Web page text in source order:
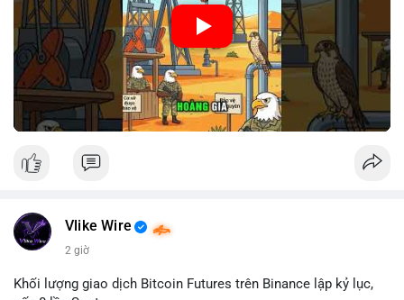
🎥 Xem video trực tiếp tại:
Nguồn: Cú Thông Thái
Vlike Wire
2 giờ
Khối lượng giao dịch Bitcoin Futures trên Binance lập kỷ lục,